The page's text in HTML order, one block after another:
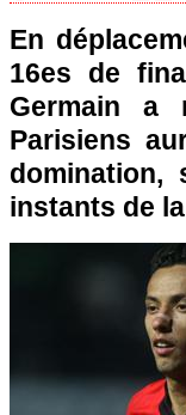
En
16es de
Germain a
Parisiens
domination,
instants de